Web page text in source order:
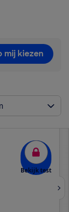
mij kiezen
Bekijk test